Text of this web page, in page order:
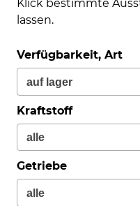
Klick bestimmte
lassen.
Verfügbarkeit, Art
Kraftstoff
Getriebe